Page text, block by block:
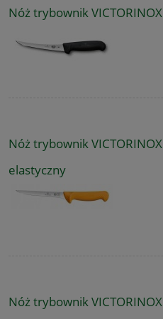
Nóż trybownik
Nóż trybownik
elastyczny
Nóż trybownik